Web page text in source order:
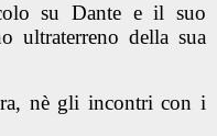
su Dante e il suo
ultraterreno della sua
nè gli incontri con i